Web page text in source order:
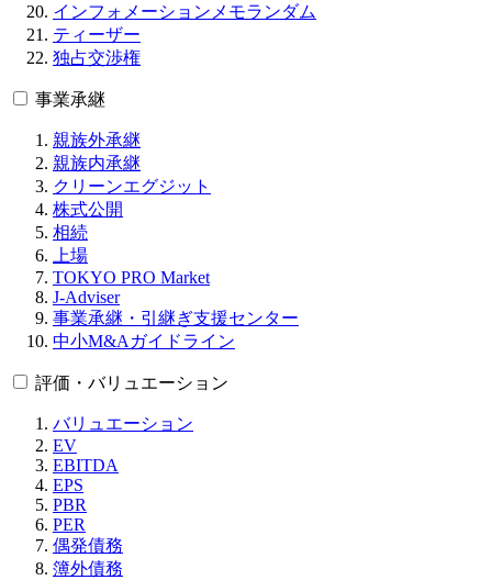
インフォメーションメモランダム
ティーザー
独占交渉権
事業承継
親族外承継
親族内承継
クリーンエグジット
株式公開
相続
上場
TOKYO PRO Market
J-Adviser
事業承継・引継ぎ支援センター
中小M&Aガイドライン
評価・バリュエーション
バリュエーション
EV
EBITDA
EPS
PBR
PER
偶発債務
簿外債務